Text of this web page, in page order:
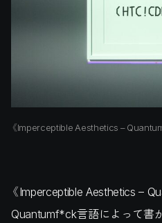
《Imperceptible Aesthetics –
《Imperceptible Aesthetics –
Quantumf*ck言語によって書